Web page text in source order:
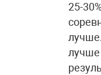
25-
лучше